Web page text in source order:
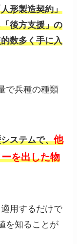
形製造契約」
後方支援」の
数多く手に入
で兵種の種類
ステムで、他
を出した物
用するだけで
を知ることが